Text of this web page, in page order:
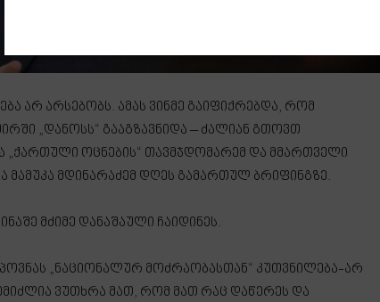
არ არსებობს. ამას ვინმე გაიფიქრებდა, რომ
„დანოსს“ გააგზავნიდა – ძალიან გთოვთ
„ქართული ოცნების“ თავმჯდომარემ და მმართველი
მამუკა მდინარაძემ დღეს გამართულ ბრიფინგზე.
მძიმე დანაშაული ჩაიდინეს.
„ნაციონალურ მოძრაობასთან“ კუთვნილება-არ
ვუთხრა მათ, რომ მათ რაც დაწერეს და